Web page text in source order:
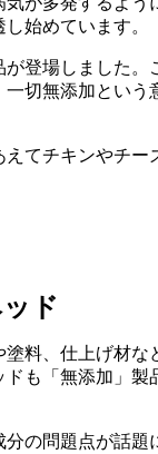
し始めています。
が登場しました。
一切無添加という
えてチキンやチー
ド
塗料、仕上げ材な
ドも「無添加」製
分の問題点が話題